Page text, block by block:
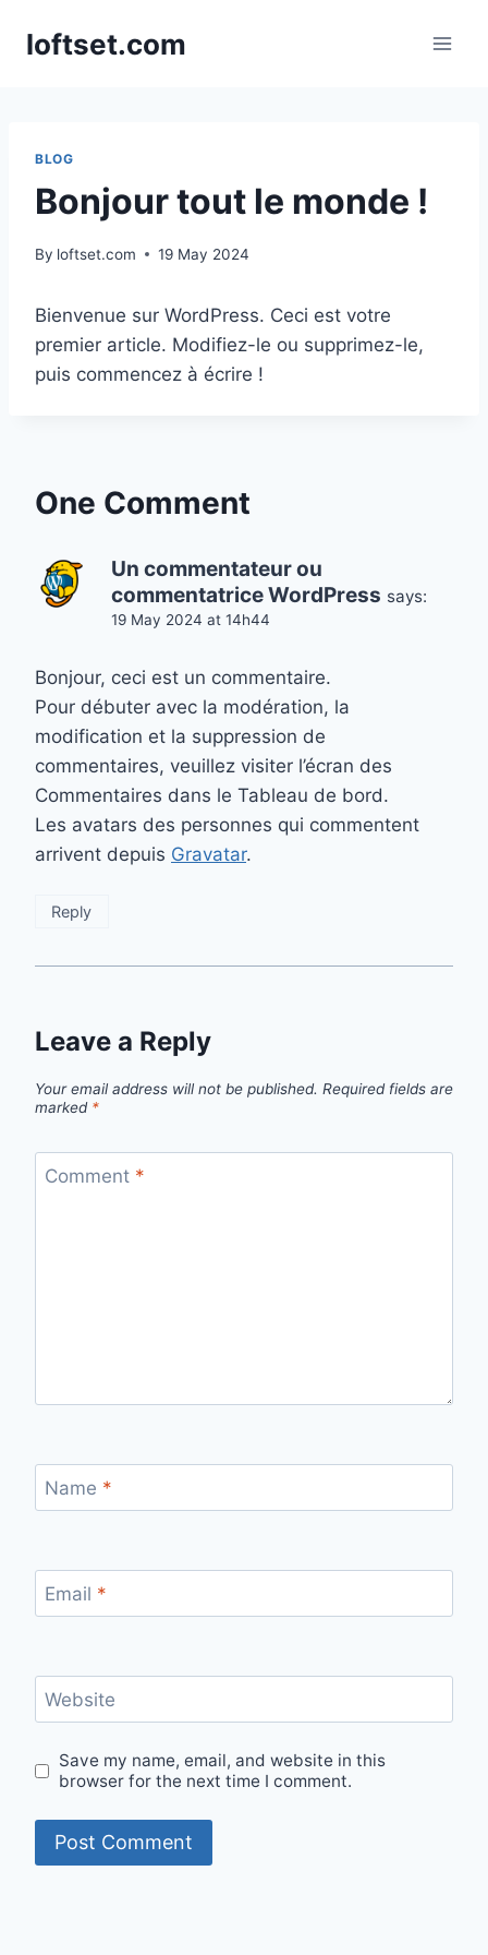
loftset.com
BLOG
Bonjour tout le monde !
By loftset.com 19 May 2024
Bienvenue sur WordPress. Ceci est votre
premier article. Modifiez-le ou supprimez-le,
puis commencez à écrire !
One Comment
Un commentateur ou
commentatrice WordPress says:
19 May 2024 at 14h44
Bonjour, ceci est un commentaire.
Pour débuter avec la modération, la
modification et la suppression de
commentaires, veuillez visiter l’écran des
Commentaires dans le Tableau de bord.
Les avatars des personnes qui commentent
arrivent depuis Gravatar.
Reply
Leave a Reply
Your email address will not be published. Required fields are
marked *
Comment *
Name *
Email *
Website
Save my name, email, and website in this
browser for the next time I comment.